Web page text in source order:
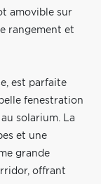
amovible sur
rangement et
est parfaite
fenestration
solarium. La
et une
grande
offrant